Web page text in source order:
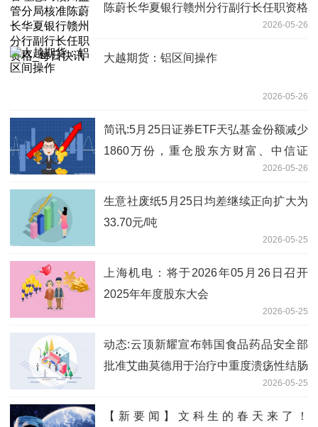
陈蔚长华夏银行赣州分行副行长任职资格
2026-05-26
大越期货：铝区间操作
2026-05-26
简讯:5月25日证券ETF天弘基金份额减少
1860万份，重仓股东方财富、中信证
2026-05-26
生意社废纸5月25日均差继续正向扩大为
33.70元/吨
2026-05-25
上海机电：将于2026年05月26日召开
2025年年度股东大会
2026-05-25
动态:云顶新耀宣布韩国食品药品安全部
批准艾曲莫德用于治疗中重度溃疡性结肠
2026-05-25
【新要闻】文科生的春天来了！